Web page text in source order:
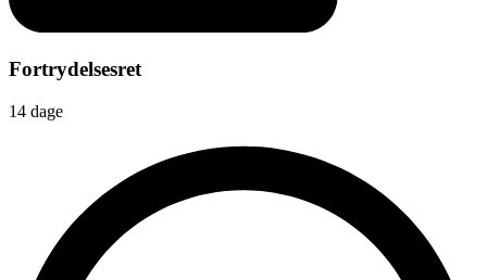
Fortrydelsesret
14 dage